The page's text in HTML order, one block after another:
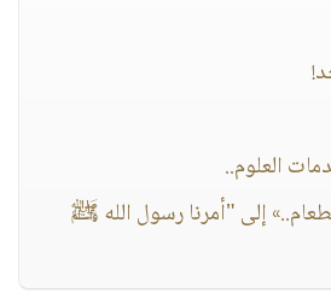
العلوم..
إلى "أمرنا رسول الله ﷺ